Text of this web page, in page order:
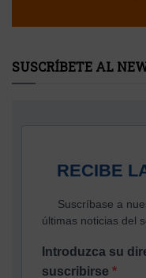
SUSCRÍBETE AL
RECIBE
Suscríbase a
últimas noticias del
Introduzca su
suscribirse